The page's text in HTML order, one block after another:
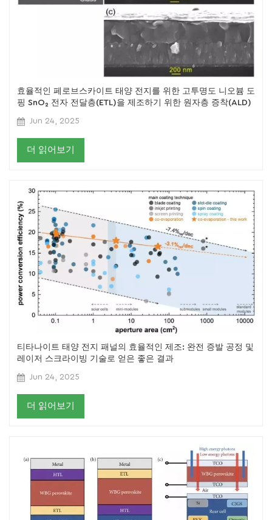
효율적인 페로브스카이트 태양 전지를 위한 고투명도 니오븀 도
핑 SnO₂ 전자 전달층(ETL)을 제조하기 위한 원자층 증착(ALD)
Jun 24, 2025
더 읽어보기
티타나이트 태양 전지 패널의 효율적인 제조: 완전 증발 공정 및
레이저 스크라이빙 기술로 얻은 좋은 결과
Jun 24, 2025
더 읽어보기